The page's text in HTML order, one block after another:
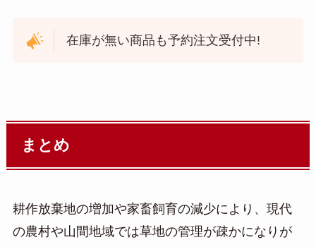
在庫が無い商品も予約注文受付中!
まとめ
耕作放棄地の増加や家畜飼育の減少により、現代
の農村や山間地域では草地の管理が疎かになりが